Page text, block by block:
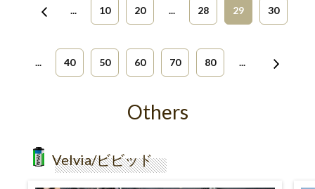
... 10 20 ... 28 29 30
... 40 50 60 70 80 ...
Others
Velvia/ビビッド